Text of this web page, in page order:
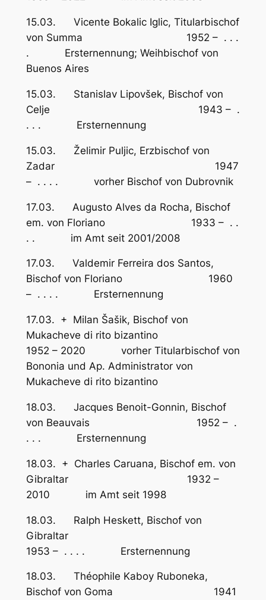
15.03. Vicente Bokalic Iglic, Titularbischof
von Summa 1952 – . . .
. Ersternennung; Weihbischof von
Buenos Aires
15.03. Stanislav Lipovšek, Bischof von
Celje 1943 – .
. . . Ersternennung
15.03. Želimir Puljic, Erzbischof von
Zadar 1947
– . . . . vorher Bischof von Dubrovnik
17.03. Augusto Alves da Rocha, Bischof
em. von Floriano 1933 – . .
. . im Amt seit 2001/2008
17.03. Valdemir Ferreira dos Santos,
Bischof von Floriano 1960
– . . . . Ersternennung
17.03. + Milan Šašik, Bischof von
Mukacheve di rito bizantino
1952 – 2020 vorher Titularbischof von
Bononia und Ap. Administrator von
Mukacheve di rito bizantino
18.03. Jacques Benoit-Gonnin, Bischof
von Beauvais 1952 – .
. . . Ersternennung
18.03. + Charles Caruana, Bischof em. von
Gibraltar 1932 –
2010 im Amt seit 1998
18.03. Ralph Heskett, Bischof von
Gibraltar
1953 – . . . . Ersternennung
18.03. Théophile Kaboy Ruboneka,
Bischof von Goma 1941